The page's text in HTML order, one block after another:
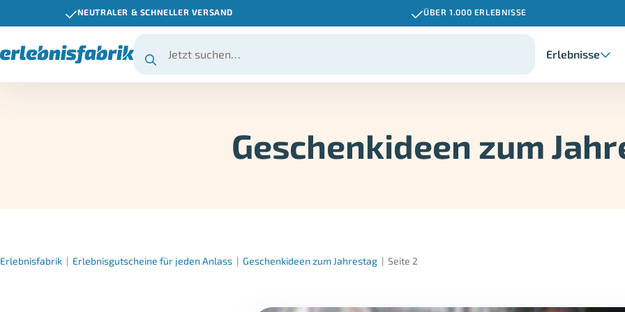
NEUTRALER & SCHNELLER VERSAND ÜBER 1.000 ERLEBNISSE
Erlebnisse
Geschenkideen zum
Erlebnisfabrik | Erlebnisgutscheine für jeden Anlass | Geschenkideen zum Jahrestag | Seite 2